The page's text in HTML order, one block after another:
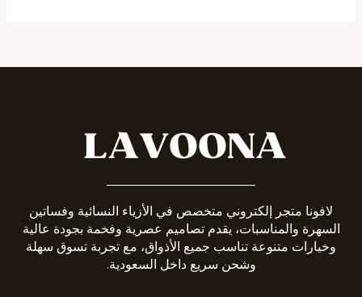
لافونا متجر إلكتروني متخصص في الأزياء النسائية وفساتين
السهرة والمناسبات، يقدم تصاميم عصرية وفخمة بجودة عالية
وخيارات متنوعة تناسب جميع الأذواق، مع تجربة تسوق سهلة
وشحن سريع داخل السعودية.